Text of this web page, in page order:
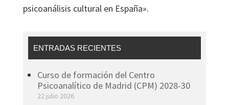
psicoanálisis cultural en España».
ENTRADAS RECIENTES
Curso de formación del Centro
Psicoanalítico de Madrid (CPM) 2028-30
22 julio 2026